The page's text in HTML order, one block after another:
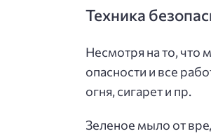
Техника
Несмотря на то, что
опасности и все
огня, сигарет и пр.
Зеленое мыло от